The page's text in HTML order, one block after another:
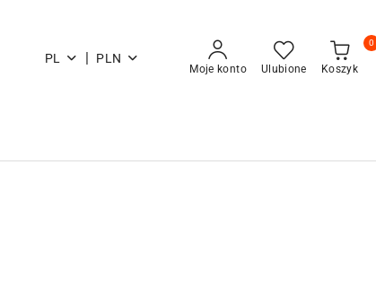
PL | PLN
Moje konto Ulubione Koszyk
0